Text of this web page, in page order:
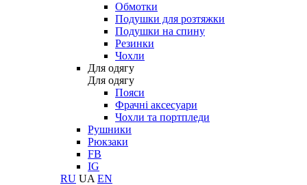
Обмотки
Подушки для розтяжки
Подушки на спину
Резинки
Чохли
Для одягу
Для одягу
Пояси
Фрачні аксесуари
Чохли та портпледи
Рушники
Рюкзаки
FB
IG
RU UA EN